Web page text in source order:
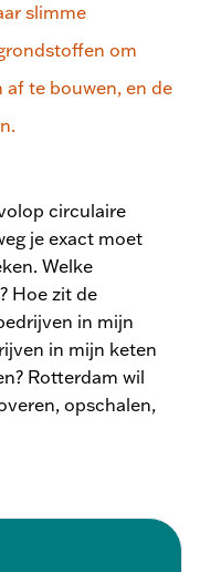
slimme
om
te bouwen, en de
circulaire
je exact moet
Welke
Hoe zit de
in mijn
in mijn keten
Rotterdam wil
opschalen,